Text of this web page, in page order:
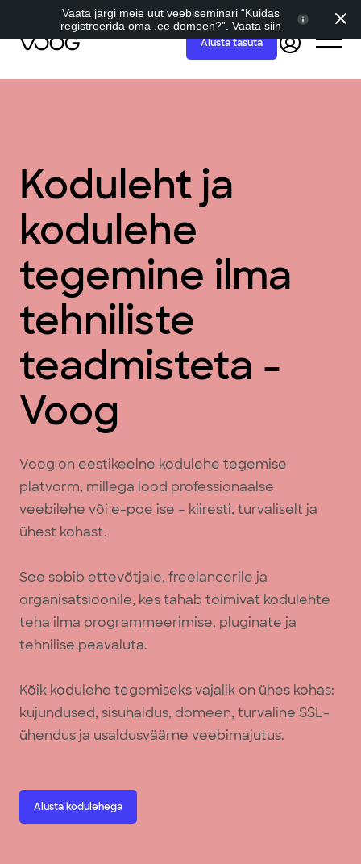
Alusta tasuta
Koduleht ja
kodulehe
tegemine ilma
tehniliste
teadmisteta -
Voog
Voog on eestikeelne kodulehe tegemise
platvorm, millega lood professionaalse
veebilehe või e-poe ise – kiiresti, turvaliselt ja
ühest kohast.
See sobib ettevõtjale, freelancerile ja
organisatsioonile, kes tahab toimivat kodulehte
teha ilma programmeerimise, pluginate ja
tehnilise peavaluta.
Kõik kodulehe tegemiseks vajalik on ühes kohas:
kujundused, sisuhaldus, domeen, turvaline SSL-
ühendus ja usaldusväärne veebimajutus.
Alusta kodulehega
Vaata järgi meie uut veebiseminari “Kuidas
registreerida oma .ee domeen?”. Vaata siin